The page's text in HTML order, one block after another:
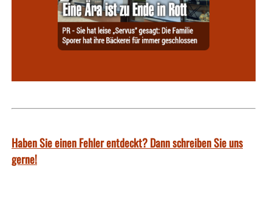
Haben Sie einen Fehler entdeckt? Dann schreiben Sie uns
gerne!